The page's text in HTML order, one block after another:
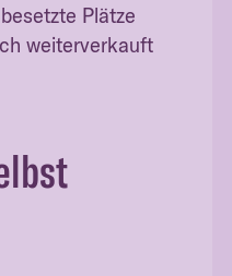
Plätze
weiterverkauft